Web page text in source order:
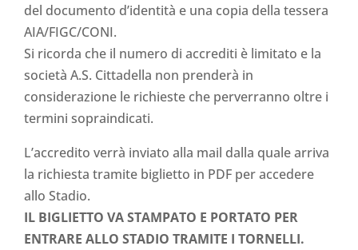
del documento d’identità e una copia della tessera
AIA/FIGC/CONI.
Si ricorda che il numero di accrediti è limitato e la
società A.S. Cittadella non prenderà in
considerazione le richieste che perverranno oltre i
termini sopraindicati.
L’accredito verrà inviato alla mail dalla quale arriva
la richiesta tramite biglietto in PDF per accedere
allo Stadio.
IL BIGLIETTO VA STAMPATO E PORTATO PER
ENTRARE ALLO STADIO TRAMITE I TORNELLI.